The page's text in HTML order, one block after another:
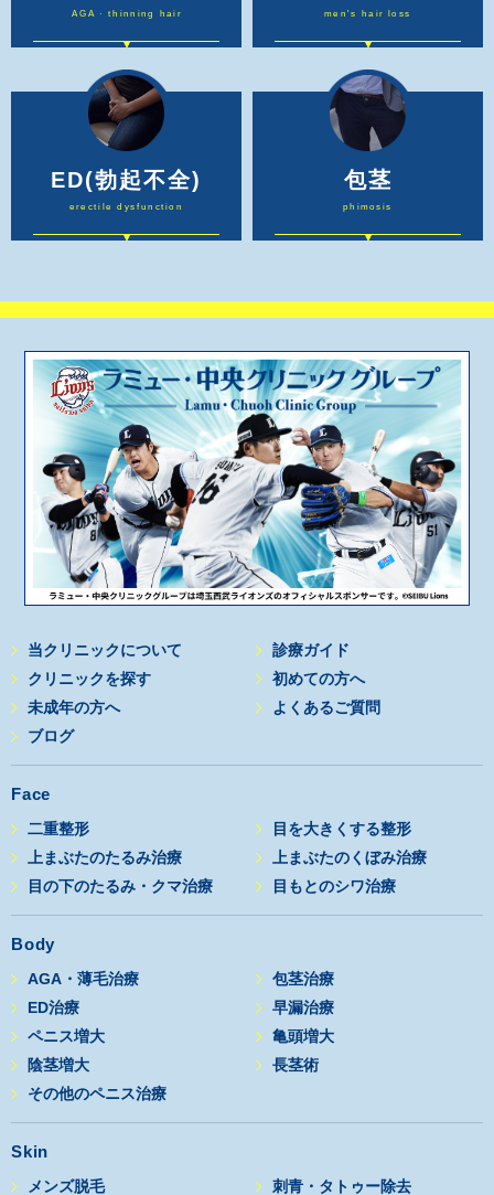
AGA · thinning hair men's hair loss
ED(勃起不全)
erectile dysfunction
包茎
phimosis
当クリニックについて
診療ガイド
クリニックを探す
初めての方へ
未成年の方へ
よくあるご質問
ブログ
Face
二重整形
目を大きくする整形
上まぶたのたるみ治療
上まぶたのくぼみ治療
目の下のたるみ・クマ治療
目もとのシワ治療
Body
AGA・薄毛治療
包茎治療
ED治療
早漏治療
ペニス増大
亀頭増大
陰茎増大
長茎術
その他のペニス治療
Skin
メンズ脱毛 刺青・タトゥー除去